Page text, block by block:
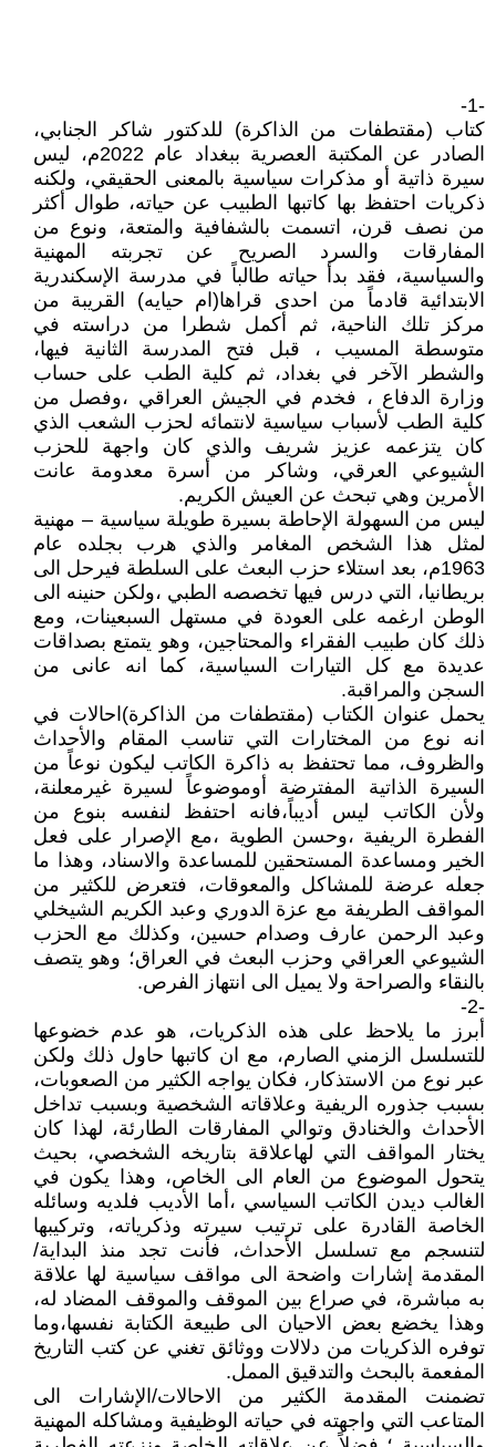
-1-
كتاب (مقتطفات من الذاكرة) للدكتور شاكر الجنابي،
الصادر عن المكتبة العصرية ببغداد عام 2022م، ليس
سيرة ذاتية أو مذكرات سياسية بالمعنى الحقيقي، ولكنه
ذكريات احتفظ بها كاتبها الطبيب عن حياته، طوال أكثر
من نصف قرن، اتسمت بالشفافية والمتعة، ونوع من
المفارقات والسرد الصريح عن تجربته المهنية
والسياسية، فقد بدأ حياته طالباً في مدرسة الإسكندرية
الابتدائية قادماً من احدى قراها(ام حيايه) القريبة من
مركز تلك الناحية، ثم أكمل شطرا من دراسته في
متوسطة المسيب ، قبل فتح المدرسة الثانية فيها،
والشطر الآخر في بغداد، ثم كلية الطب على حساب
وزارة الدفاع ، فخدم في الجيش العراقي ،وفصل من
كلية الطب لأسباب سياسية لانتمائه لحزب الشعب الذي
كان يتزعمه عزيز شريف والذي كان واجهة للحزب
الشيوعي العرقي، وشاكر من أسرة معدومة عانت
الأمرين وهي تبحث عن العيش الكريم.
ليس من السهولة الإحاطة بسيرة طويلة سياسية – مهنية
لمثل هذا الشخص المغامر والذي هرب بجلده عام
1963م، بعد استلاء حزب البعث على السلطة فيرحل الى
بريطانيا، التي درس فيها تخصصه الطبي ،ولكن حنينه الى
الوطن ارغمه على العودة في مستهل السبعينات، ومع
ذلك كان طبيب الفقراء والمحتاجين، وهو يتمتع بصداقات
عديدة مع كل التيارات السياسية، كما انه عانى من
السجن والمراقبة.
يحمل عنوان الكتاب (مقتطفات من الذاكرة)احالات في
انه نوع من المختارات التي تناسب المقام والأحداث
والظروف، مما تحتفظ به ذاكرة الكاتب ليكون نوعاً من
السيرة الذاتية المفترضة أوموضوعاً لسيرة غيرمعلنة،
ولأن الكاتب ليس أديباً،فانه احتفظ لنفسه بنوع من
الفطرة الريفية ،وحسن الطوية ،مع الإصرار على فعل
الخير ومساعدة المستحقين للمساعدة والاسناد، وهذا ما
جعله عرضة للمشاكل والمعوقات، فتعرض للكثير من
المواقف الطريفة مع عزة الدوري وعبد الكريم الشيخلي
وعبد الرحمن عارف وصدام حسين، وكذلك مع الحزب
الشيوعي العراقي وحزب البعث في العراق؛ وهو يتصف
بالنقاء والصراحة ولا يميل الى انتهاز الفرص.
-2-
أبرز ما يلاحظ على هذه الذكريات، هو عدم خضوعها
للتسلسل الزمني الصارم، مع ان كاتبها حاول ذلك ولكن
عبر نوع من الاستذكار، فكان يواجه الكثير من الصعوبات،
بسبب جذوره الريفية وعلاقاته الشخصية وبسبب تداخل
الأحداث والخنادق وتوالي المفارقات الطارئة، لهذا كان
يختار المواقف التي لهاعلاقة بتاريخه الشخصي، بحيث
يتحول الموضوع من العام الى الخاص، وهذا يكون في
الغالب ديدن الكاتب السياسي ،أما الأديب فلديه وسائله
الخاصة القادرة على ترتيب سيرته وذكرياته، وتركيبها
لتنسجم مع تسلسل الأحداث، فأنت تجد منذ البداية/
المقدمة إشارات واضحة الى مواقف سياسية لها علاقة
به مباشرة، في صراع بين الموقف والموقف المضاد له،
وهذا يخضع بعض الاحيان الى طبيعة الكتابة نفسها،وما
توفره الذكريات من دلالات ووثائق تغني عن كتب التاريخ
المفعمة بالبحث والتدقيق الممل.
تضمنت المقدمة الكثير من الاحالات/الإشارات الى
المتاعب التي واجهته في حياته الوظيفية ومشاكله المهنية